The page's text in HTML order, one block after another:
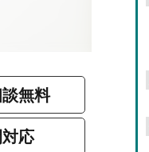
無料
応